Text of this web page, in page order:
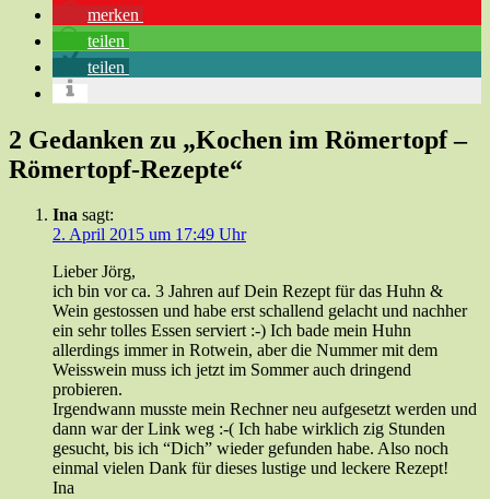
merken
teilen
teilen
2 Gedanken zu „Kochen im Römertopf –
Römertopf-Rezepte“
Ina sagt:
2. April 2015 um 17:49 Uhr
Lieber Jörg,
ich bin vor ca. 3 Jahren auf Dein Rezept für das Huhn &
Wein gestossen und habe erst schallend gelacht und nachher
ein sehr tolles Essen serviert :-) Ich bade mein Huhn
allerdings immer in Rotwein, aber die Nummer mit dem
Weisswein muss ich jetzt im Sommer auch dringend
probieren.
Irgendwann musste mein Rechner neu aufgesetzt werden und
dann war der Link weg :-( Ich habe wirklich zig Stunden
gesucht, bis ich “Dich” wieder gefunden habe. Also noch
einmal vielen Dank für dieses lustige und leckere Rezept!
Ina